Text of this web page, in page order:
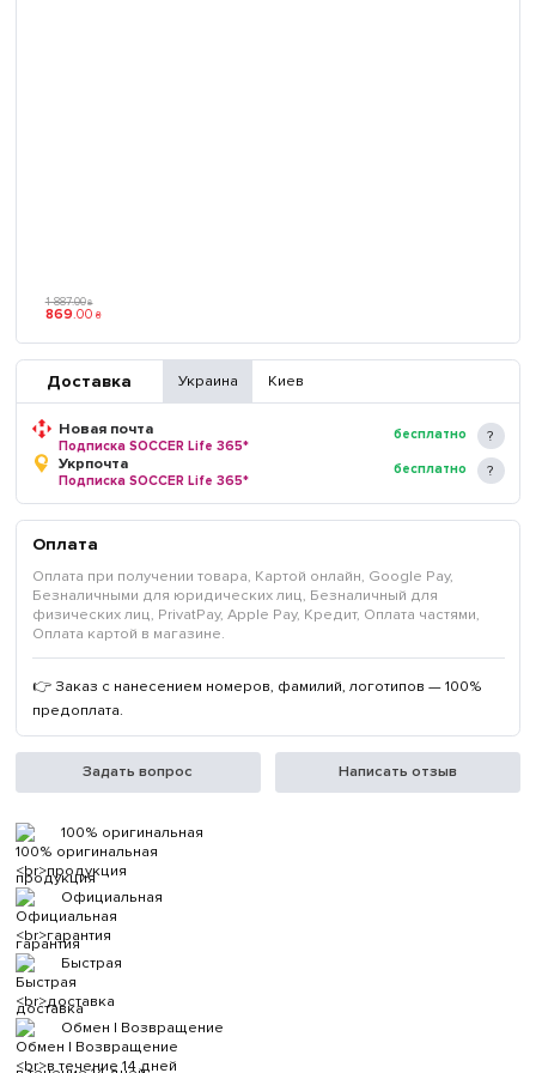
1 887.00 ₴
869.00 ₴
Доставка Украина Киев
Новая почта
Подписка SOCCER Life 365*
бесплатно
Укрпочта
Подписка SOCCER Life 365*
бесплатно
Оплата
Оплата при получении товара, Картой онлайн, Google Pay,
Безналичными для юридических лиц, Безналичный для
физических лиц, PrivatPay, Apple Pay, Кредит, Оплата частями,
Оплата картой в магазине.
👉 Заказ с нанесением номеров, фамилий, логотипов — 100%
предоплата.
Задать вопрос Написать отзыв
100% оригинальная
продукция
Официальная
гарантия
Быстрая
доставка
Обмен | Возвращение